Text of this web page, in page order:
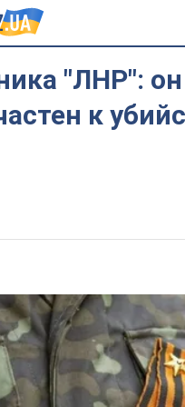
"ЛНР": он
к